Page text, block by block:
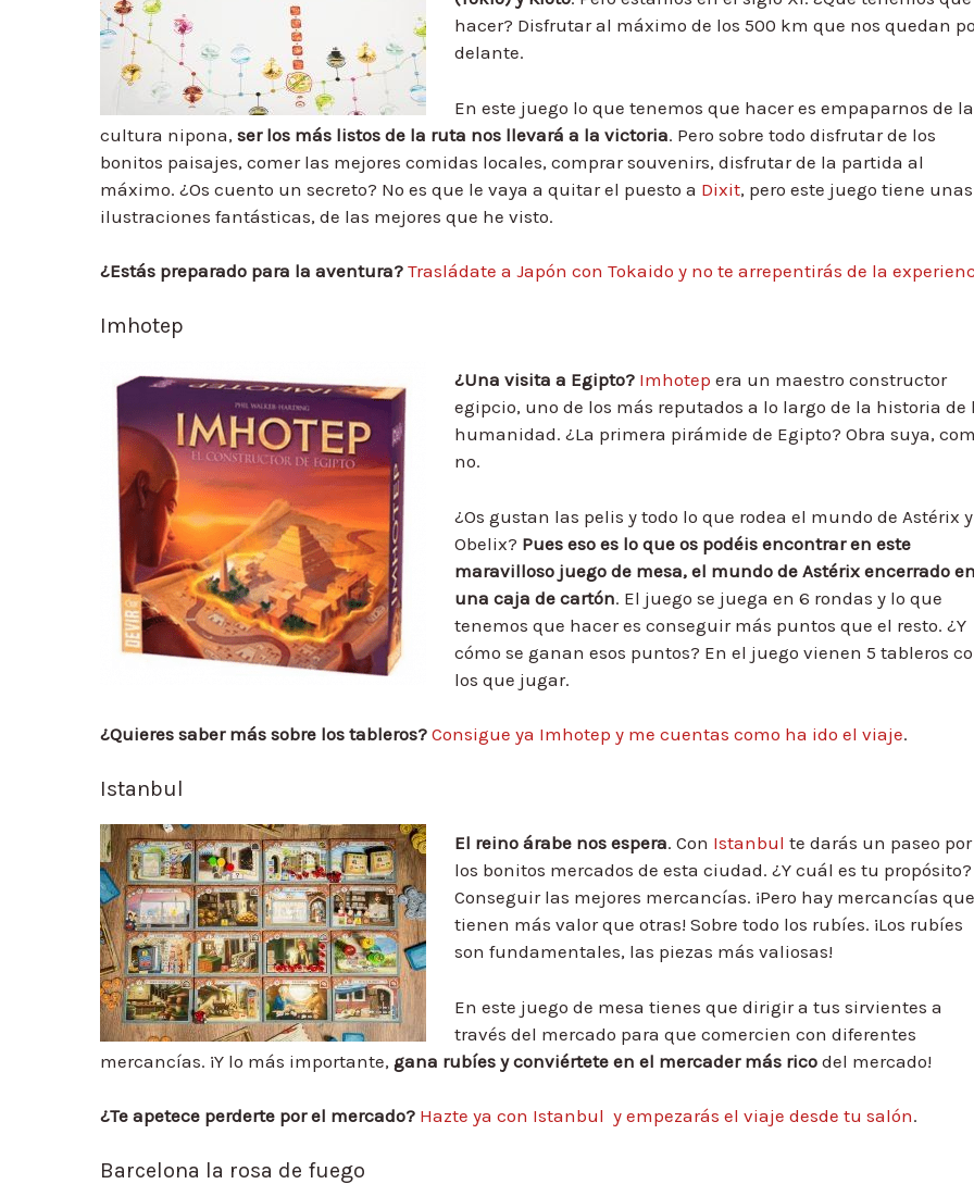
hacer? Disfrutar al máximo de los 500 km que nos quedan
delante.
En este juego lo que tenemos que hacer es empaparnos de la
cultura nipona, ser los más listos de la ruta nos llevará a la victoria. Pero sobre todo disfrutar de los
bonitos paisajes, comer las mejores comidas locales, comprar souvenirs, disfrutar de la partida al
máximo. ¿Os cuento un secreto? No es que le vaya a quitar el puesto a Dixit, pero este juego tiene unas
ilustraciones fantásticas, de las mejores que he visto.
¿Estás preparado para la aventura? Trasládate a Japón con Tokaido y no te arrepentirás de la
Imhotep
¿Una visita a Egipto? Imhotep era un maestro constructor
egipcio, uno de los más reputados a lo largo de la historia de
humanidad. ¿La primera pirámide de Egipto? Obra suya,
no.
¿Os gustan las pelis y todo lo que rodea el mundo de Astérix y
Obelix? Pues eso es lo que os podéis encontrar en este
maravilloso juego de mesa, el mundo de Astérix encerrado en
una caja de cartón. El juego se juega en 6 rondas y lo que
tenemos que hacer es conseguir más puntos que el resto. ¿Y
cómo se ganan esos puntos? En el juego vienen 5 tableros
los que jugar.
¿Quieres saber más sobre los tableros? Consigue ya Imhotep y me cuentas como ha ido el viaje.
Istanbul
El reino árabe nos espera. Con Istanbul te darás un paseo por
los bonitos mercados de esta ciudad. ¿Y cuál es tu propósito?
Conseguir las mejores mercancías. ¡Pero hay mercancías que
tienen más valor que otras! Sobre todo los rubíes. ¡Los rubíes
son fundamentales, las piezas más valiosas!
En este juego de mesa tienes que dirigir a tus sirvientes a
través del mercado para que comercien con diferentes
mercancías. ¡Y lo más importante, gana rubíes y conviértete en el mercader más rico del mercado!
¿Te apetece perderte por el mercado? Hazte ya con Istanbul y empezarás el viaje desde tu salón.
Barcelona la rosa de fuego